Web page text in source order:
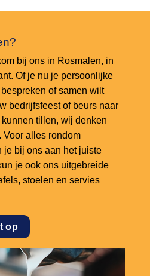
bij ons in Rosmalen, in
Of je nu je persoonlijke
of samen wilt
bedrijfsfeest of beurs naar
tillen, wij denken
Voor alles rondom
je bij ons aan het juiste
je ook ons uitgebreide
stoelen en servies
op